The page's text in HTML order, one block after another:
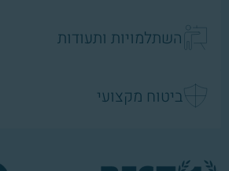
השתלמויות ותעודות
ביטוח מקצועי